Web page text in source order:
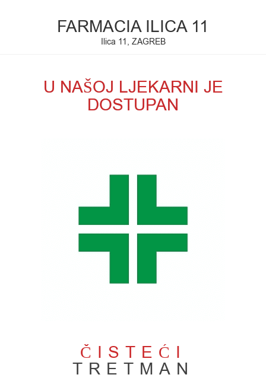
FARMACIA ILICA 11
Ilica 11, ZAGREB
U NAŠOJ LJEKARNI JE
DOSTUPAN
ČISTEĆI
TRETMAN